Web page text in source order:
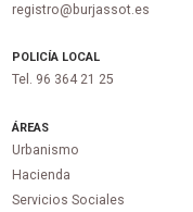
registro@burjassot.es
POLICÍA LOCAL
Tel. 96 364 21 25
ÁREAS
Urbanismo
Hacienda
Servicios Sociales